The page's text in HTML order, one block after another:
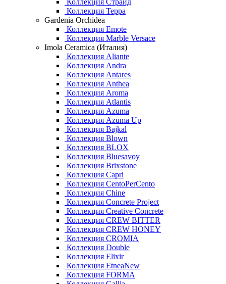
Коллекция Страйд
Коллекция Терра
Gardenia Orchidea
Коллекция Emote
Коллекция Marble Versace
Imola Ceramica (Италия)
Коллекция Aliante
Коллекция Andra
Коллекция Antares
Коллекция Anthea
Коллекция Aroma
Коллекция Atlantis
Коллекция Azuma
Коллекция Azuma Up
Коллекция Bajkal
Коллекция Blown
Коллекция BLOX
Коллекция Bluesavoy
Коллекция Brixstone
Коллекция Capri
Коллекция CentoPerCento
Коллекция Chine
Коллекция Concrete Project
Коллекция Creative Concrete
Коллекция CREW BITTER
Коллекция CREW HONEY
Коллекция CROMIA
Коллекция Double
Коллекция Elixir
Коллекция EtneaNew
Коллекция FORMA